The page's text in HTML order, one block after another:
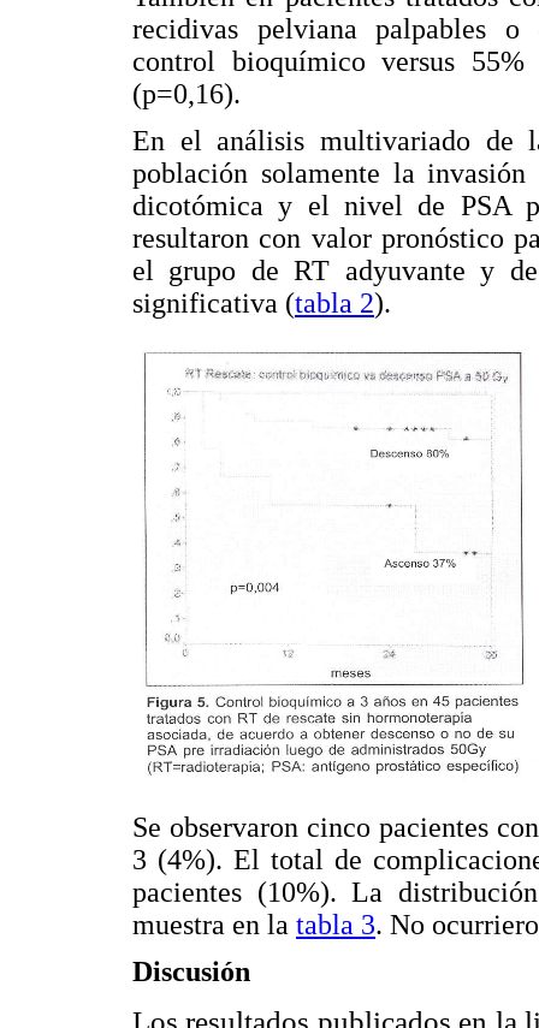
recidivas pelviana palpables o
control bioquímico versus
(p=0,16).
En el análisis multivariado de
población solamente la
dicotómica y el nivel de PSA
resultaron con valor pronóstico
el grupo de RT adyuvante y
significativa (tabla 2).
Se observaron cinco pacientes
3 (4%). El total de
pacientes (10%). La
muestra en la tabla 3. No
Discusión
Los resultados publicados en la